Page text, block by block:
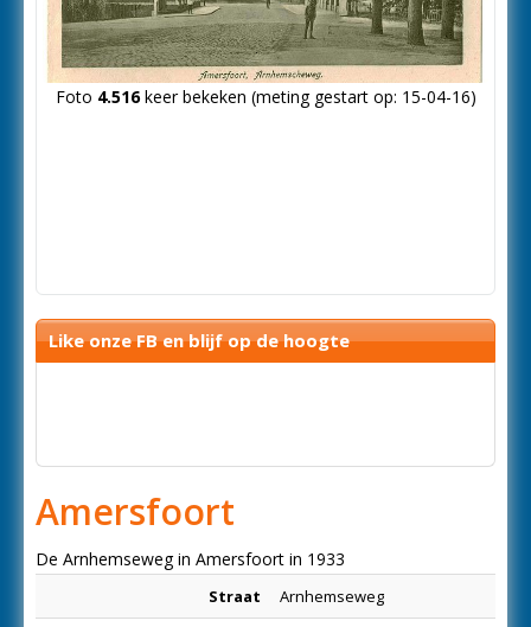
Foto 4.516keer bekeken (meting gestart op: 15-04-16)
Like onze FB en blijf op de hoogte
Amersfoort
De Arnhemseweg in Amersfoort in 1933
Straat Arnhemseweg